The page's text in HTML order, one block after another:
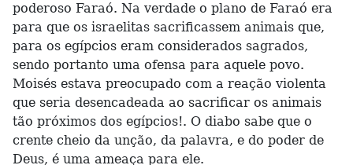
poderoso Faraó. Na verdade o plano de Faraó era
para que os israelitas sacrificassem animais que,
para os egípcios eram considerados sagrados,
sendo portanto uma ofensa para aquele povo.
Moisés estava preocupado com a reação violenta
que seria desencadeada ao sacrificar os animais
tão próximos dos egípcios!. O diabo sabe que o
crente cheio da unção, da palavra, e do poder de
Deus, é uma ameaça para ele.